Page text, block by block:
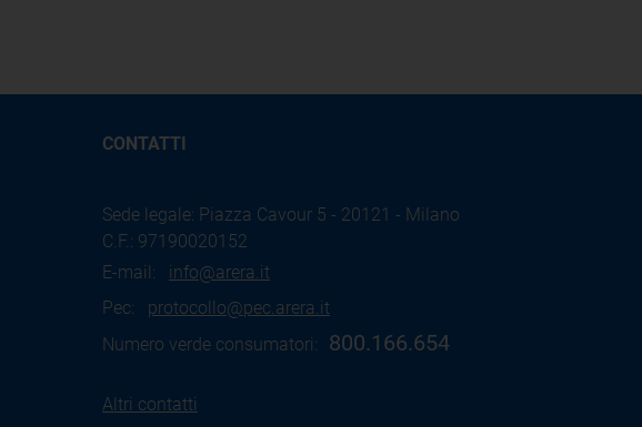
CONTATTI
Sede legale: Piazza Cavour 5 - 20121 - Milano
C.F.: 97190020152
E-mail: info@arera.it
Pec: protocollo@pec.arera.it
Numero verde consumatori:
800.166.654
Altri contatti